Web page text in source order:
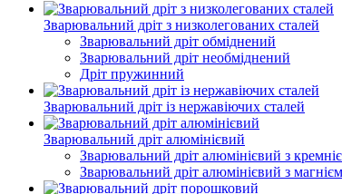
Зварювальний дріт з низколегованих сталей
Зварювальний дріт обміднений
Зварювальний дріт необміднений
Дріт пружинний
Зварювальний дріт із нержавіючих сталей
Зварювальний дріт алюмінієвий
Зварювальний дріт алюмінієвий з
Зварювальний дріт алюмінієвий з